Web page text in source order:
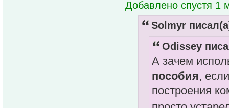
Добавлено спустя 1
Solmyr
Odissey
А зачем
пособия,
построения